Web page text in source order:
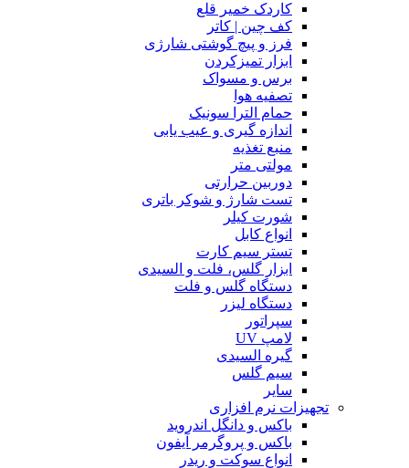
کاردک خمیر قلع
کف چین | کاتر
فرز و پیچ گوشتی شارژی
ابزار تمیزکردن
برس و مسواک
تصفیه هوا
حمام الترا سونیک
اندازه گیری و عیب یابی
منبع تغذیه
مولتی متر
دوربین حرارتی
تست شارژ و شوکر باتری
شورت کیلر
انواع کابل
تستر سیم کارت
ابزار گلس، فلت و السیدی
دستگاه گلس و فلت
دستگاه لیزر
سپراتور
لامپ UV
گیره السیدی
سیم گلس
سایر
تجهیزات نرم افزاری
باکس و دانگل اندروید
باکس و پروگرمر آیفون
انواع سوکت و ریدر